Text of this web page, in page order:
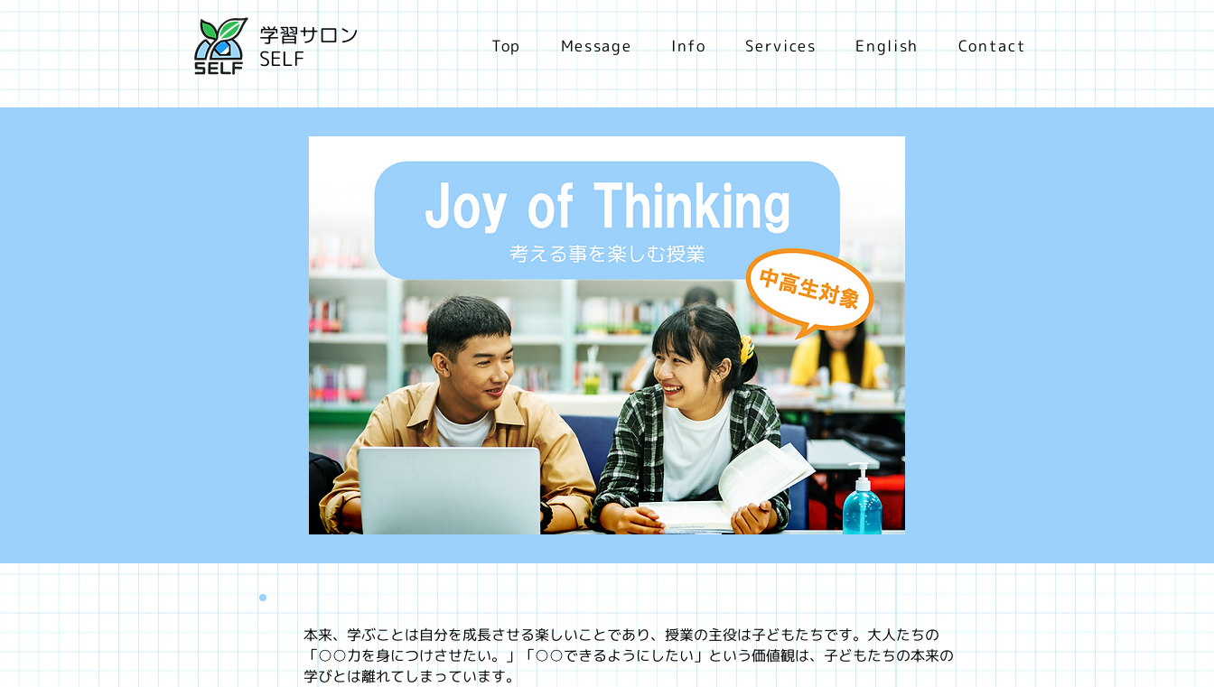
学習サロン
SELF
Top Message Info Services English Contact
本来、学ぶことは自分を成長させる楽しいことであり、授業の主役は子どもたちです。大人たちの
「○○力を身につけさせたい。」「○○できるようにしたい」という価値観は、子どもたちの本来の
学びとは離れてしまっています。